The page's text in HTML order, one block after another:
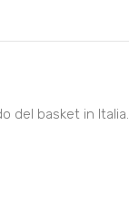
del basket in Italia.